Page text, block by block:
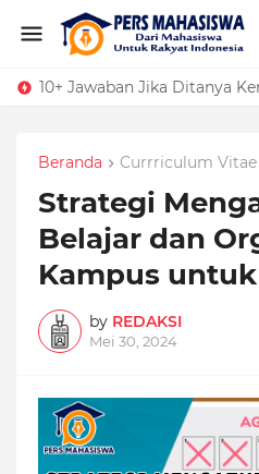
Beranda Currriculum Vitae
Strategi
Belajar dan
Kampus
by REDAKSI
Mei 30, 2024